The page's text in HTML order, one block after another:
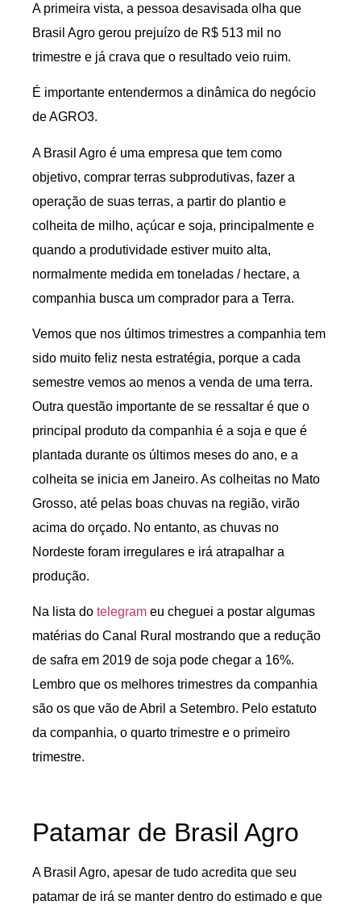
A primeira vista, a pessoa desavisada olha que
Brasil Agro gerou prejuízo de R$ 513 mil no
trimestre e já crava que o resultado veio ruim.
É importante entendermos a dinâmica do negócio
de AGRO3.
A Brasil Agro é uma empresa que tem como
objetivo, comprar terras subprodutivas, fazer a
operação de suas terras, a partir do plantio e
colheita de milho, açúcar e soja, principalmente e
quando a produtividade estiver muito alta,
normalmente medida em toneladas / hectare, a
companhia busca um comprador para a Terra.
Vemos que nos últimos trimestres a companhia tem
sido muito feliz nesta estratégia, porque a cada
semestre vemos ao menos a venda de uma terra.
Outra questão importante de se ressaltar é que o
principal produto da companhia é a soja e que é
plantada durante os últimos meses do ano, e a
colheita se inicia em Janeiro. As colheitas no Mato
Grosso, até pelas boas chuvas na região, virão
acima do orçado. No entanto, as chuvas no
Nordeste foram irregulares e irá atrapalhar a
produção.
Na lista do telegram eu cheguei a postar algumas
matérias do Canal Rural mostrando que a redução
de safra em 2019 de soja pode chegar a 16%.
Lembro que os melhores trimestres da companhia
são os que vão de Abril a Setembro. Pelo estatuto
da companhia, o quarto trimestre e o primeiro
trimestre.
Patamar de Brasil Agro
A Brasil Agro, apesar de tudo acredita que seu
patamar de irá se manter dentro do estimado e que